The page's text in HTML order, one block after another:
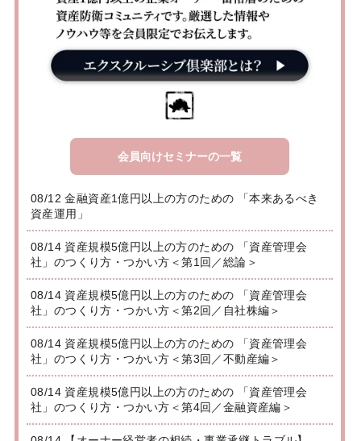
会員向けセミナーの一覧
08/12 金融資産1億円以上の方のための 「本来あるべき
資産運用」
08/14 資産規模5億円以上の方のための 「資産管理会
社」のつくり方・つかい方＜第1回／総論＞
08/14 資産規模5億円以上の方のための 「資産管理会
社」のつくり方・つかい方＜第2回／自社株編＞
08/14 資産規模5億円以上の方のための 「資産管理会
社」のつくり方・つかい方＜第3回／不動産編＞
08/14 資産規模5億円以上の方のための 「資産管理会
社」のつくり方・つかい方＜第4回／金融資産編＞